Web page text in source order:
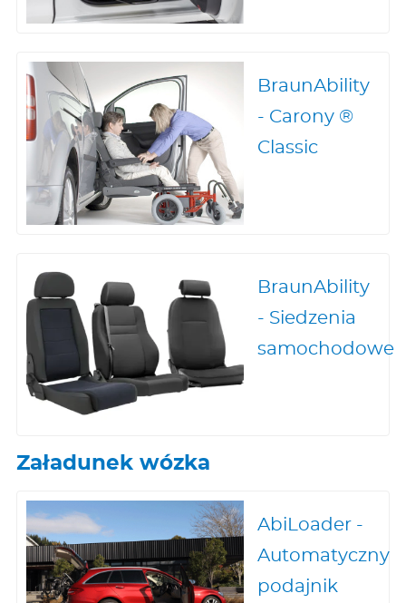
BraunAbility
- Carony ®
Classic
BraunAbility
- Siedzenia
samochodowe
Załadunek wózka
AbiLoader -
Automatyczny
podajnik